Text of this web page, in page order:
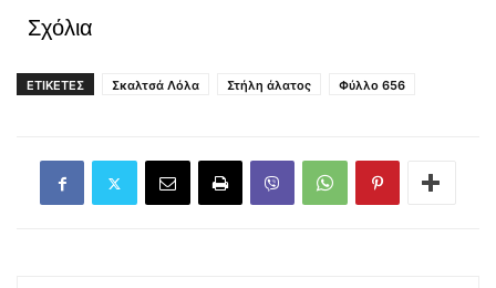
Σχόλια
ΕΤΙΚΕΤΕΣ Σκαλτσά Λόλα Στήλη άλατος Φύλλο 656